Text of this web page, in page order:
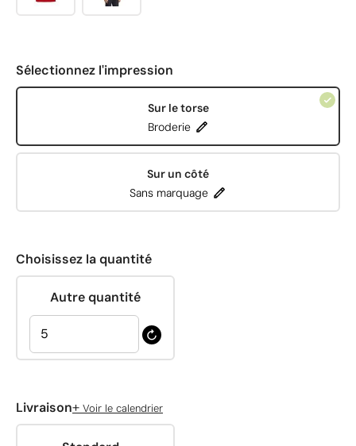
Sélectionnez l'impression
Sur le torse
Broderie
Sur un côté
Sans marquage
Choisissez la quantité
Autre quantité
Livraison+ Voir le calendrier